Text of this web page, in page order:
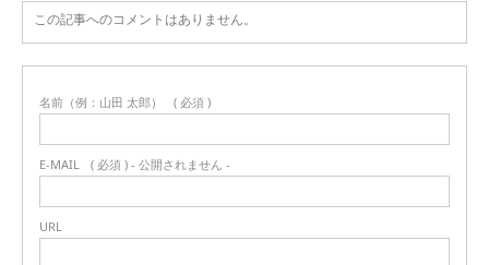
この記事へのコメントはありません。
名前（例：山田 太郎） ( 必須 )
E-MAIL ( 必須 ) - 公開されません -
URL